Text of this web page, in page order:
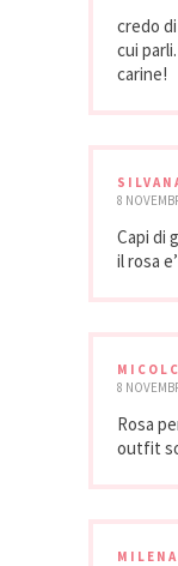
credo
cui
carine!
8
Capi di
il rosa
8
Rosa
outfit